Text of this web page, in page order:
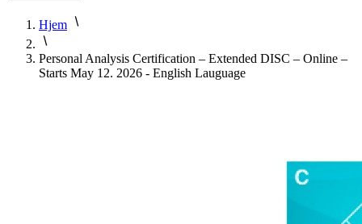
Hjem
Personal Analysis Certification – Extended DISC – Online –
Starts May 12. 2026 - English Lauguage